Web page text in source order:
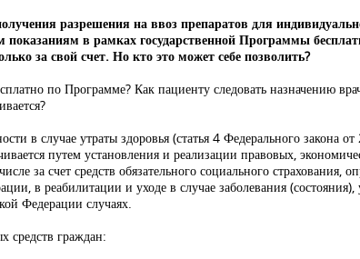
разрешения на ввоз препаратов для
в рамках государственной Программы
за свой счет. Но кто это может себе позволить?
по Программе? Как пациенту следовать назначению
в случае утраты здоровья (статья 4 Федерального закона
путем установления и реализации правовых,
за счет средств обязательного социального страхования,
в реабилитации и уходе в случае заболевания (состояния),
Федерации случаях.
средств граждан: